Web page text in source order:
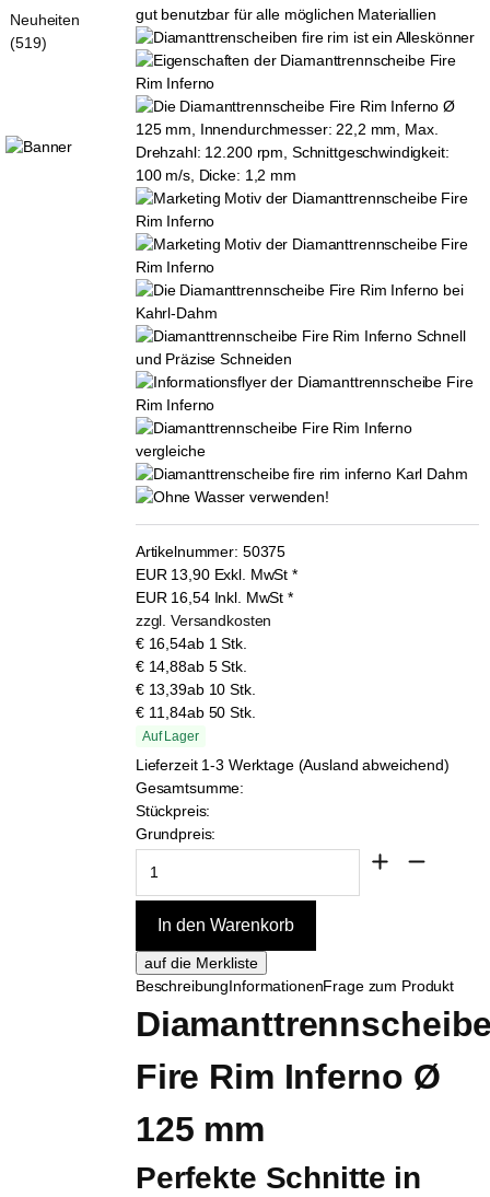
Artikelnummer: 50375
EUR 13,90 Exkl. MwSt *
EUR 16,54 Inkl. MwSt *
zzgl. Versandkosten
€ 16,54ab 1 Stk.
€ 14,88ab 5 Stk.
€ 13,39ab 10 Stk.
€ 11,84ab 50 Stk.
Auf Lager
Lieferzeit 1-3 Werktage (Ausland abweichend)
Gesamtsumme:
Stückpreis:
Grundpreis:
BeschreibungInformationenFrage zum Produkt
Fire Rim Inferno Ø
125 mm
Perfekte Schnitte in
Neuheiten
(519)